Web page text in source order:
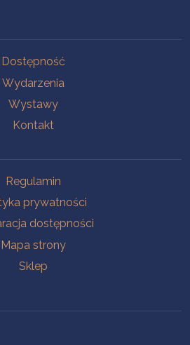
Dostępność
Wydarzenia
Wystawy
Kontakt
Regulamin
prywatności
dostępności
Mapa strony
Sklep